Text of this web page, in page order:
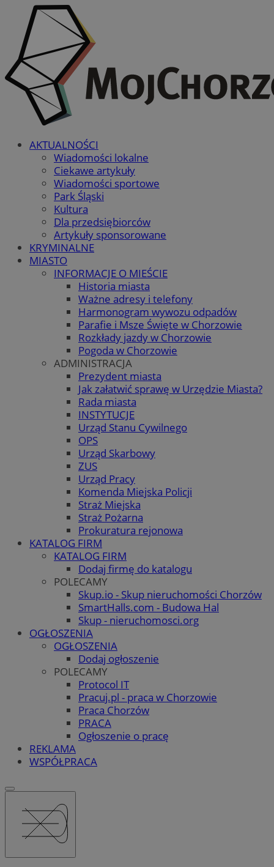
AKTUALNOŚCI
Wiadomości lokalne
Ciekawe artykuły
Wiadomości sportowe
Park Śląski
Kultura
Dla przedsiębiorców
Artykuły sponsorowane
KRYMINALNE
MIASTO
INFORMACJE O MIEŚCIE
Historia miasta
Ważne adresy i telefony
Harmonogram wywozu odpadów
Parafie i Msze Święte w Chorzowie
Rozkłady jazdy w Chorzowie
Pogoda w Chorzowie
ADMINISTRACJA
Prezydent miasta
Jak załatwić sprawę w Urzędzie Miasta?
Rada miasta
INSTYTUCJE
Urząd Stanu Cywilnego
OPS
Urząd Skarbowy
ZUS
Urząd Pracy
Komenda Miejska Policji
Straż Miejska
Straż Pożarna
Prokuratura rejonowa
KATALOG FIRM
KATALOG FIRM
Dodaj firmę do katalogu
POLECAMY
Skup.io - Skup nieruchomości Chorzów
SmartHalls.com - Budowa Hal
Skup - nieruchomosci.org
OGŁOSZENIA
OGŁOSZENIA
Dodaj ogłoszenie
POLECAMY
Protocol IT
Pracuj.pl - praca w Chorzowie
Praca Chorzów
PRACA
Ogłoszenie o pracę
REKLAMA
WSPÓŁPRACA